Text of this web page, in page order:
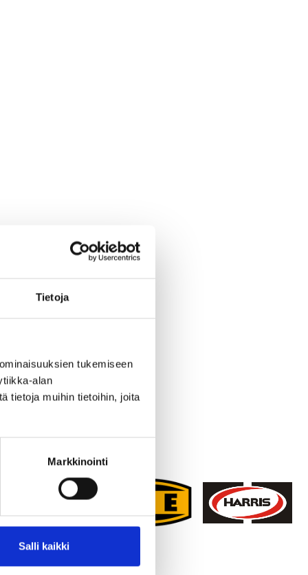
Tietoja
tukemiseen
alan
tietoja muihin tietoihin, joita
Markkinointi
Salli kaikki
soveltuvuus erilaisille metalleille. Menetelmä vähentää
sekä erilaisissa huolto- ja asennustöissä. Menetelmä
mahdollistaa nopean ja tarkan työskentelyn myös
metallin nopean sulattamisen ja tehokkaan